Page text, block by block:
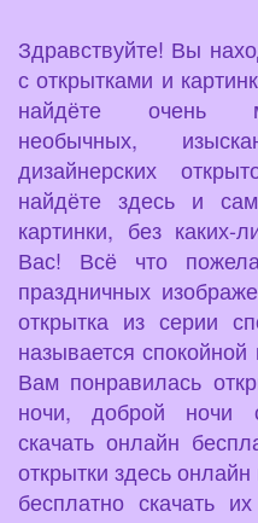
Здравствуйте! Вы
с открытками и
найдёте очень
необычных,
дизайнерских
найдёте здесь и
картинки, без
Вас! Всё что
праздничных
открытка из серии
называется
Вам понравилась
ночи, доброй ночи
скачать онлайн
открытки здесь
бесплатно скачать